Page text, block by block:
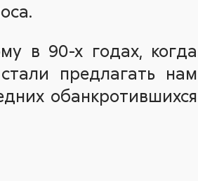
в 90-х годах, когда
предлагать нам
обанкротившихся